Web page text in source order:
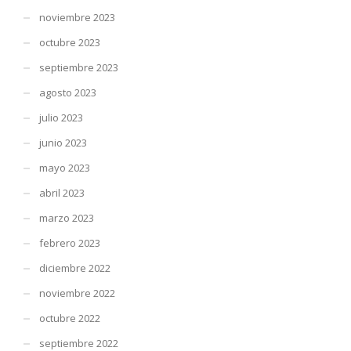
noviembre 2023
octubre 2023
septiembre 2023
agosto 2023
julio 2023
junio 2023
mayo 2023
abril 2023
marzo 2023
febrero 2023
diciembre 2022
noviembre 2022
octubre 2022
septiembre 2022